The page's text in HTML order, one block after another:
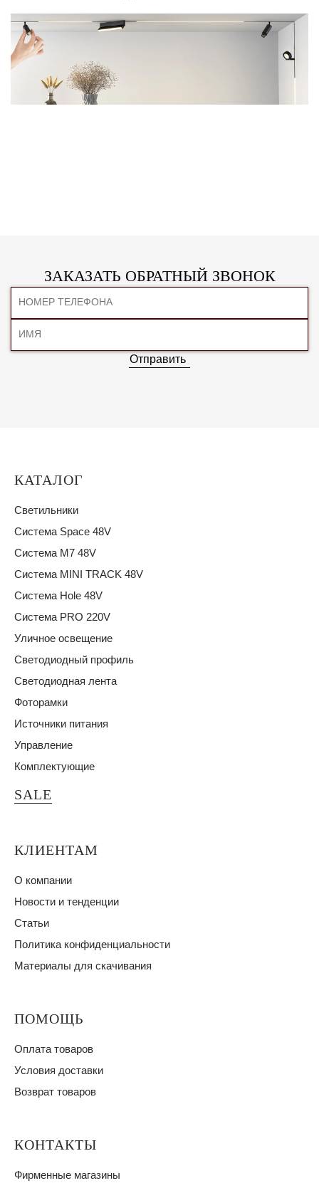
ЗАКАЗАТЬ ОБРАТНЫЙ ЗВОНОК
Отправить
КАТАЛОГ
Светильники
Система Space 48V
Система M7 48V
Система MINI TRACK 48V
Система Hole 48V
Система PRO 220V
Уличное освещение
Светодиодный профиль
Светодиодная лента
Фоторамки
Источники питания
Управление
Комплектующие
SALE
КЛИЕНТАМ
О компании
Новости и тенденции
Статьи
Политика конфиденциальности
Материалы для скачивания
ПОМОЩЬ
Оплата товаров
Условия доставки
Возврат товаров
КОНТАКТЫ
Фирменные магазины